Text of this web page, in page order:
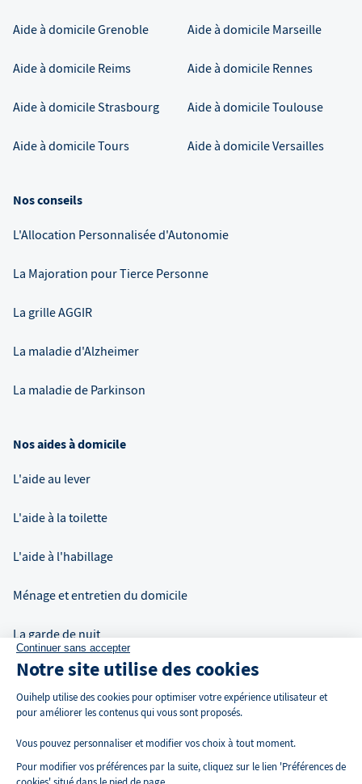
Aide à domicileGrenoble Aide à domicile Marseille
Aide à domicile Reims Aide à domicile Rennes
Aide à domicileStrasbourg Aide à domicileToulouse
Aide à domicileTours Aide à domicileVersailles
Nos conseils
L'Allocation Personnalisée d'Autonomie
La Majoration pour Tierce Personne
La grille AGGIR
La maladie d'Alzheimer
La maladie de Parkinson
Nos aides à domicile
L'aide au lever
L'aide à la toilette
L'aide à l'habillage
Ménage et entretien du domicile
La garde de nuit
Auxiliaire de vie à domicile
Continuer sans accepter
Notre site utilise des cookies
Ouihelp utilise des cookies pour optimiser votre expérience utilisateur et
pour améliorer les contenus qui vous sont proposés.
Vous pouvez personnaliser et modifier vos choix à tout moment.
Pour modifier vos préférences par la suite, cliquez sur le lien 'Préférences de